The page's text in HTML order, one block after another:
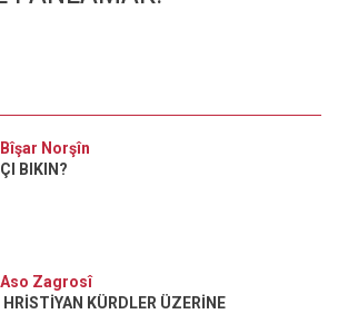
Bîşar Norşîn
ÇI BIKIN?
Aso Zagrosî
HRİSTİYAN KÜRDLER ÜZERİNE